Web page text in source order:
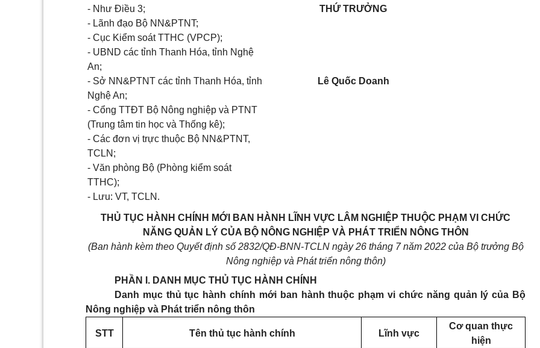
- Như Điều 3;
- Lãnh đạo Bộ NN&PTNT;
- Cục Kiểm soát TTHC (VPCP);
- UBND các tỉnh Thanh Hóa, tỉnh Nghệ
An;
- Sở NN&PTNT các tỉnh Thanh Hóa, tỉnh
Nghệ An;
- Cổng TTĐT Bộ Nông nghiệp và PTNT
(Trung tâm tin học và Thống kê);
- Các đơn vị trực thuộc Bộ NN&PTNT,
TCLN;
- Văn phòng Bộ (Phòng kiểm soát
TTHC);
- Lưu: VT, TCLN.
THỨ TRƯỞNG
Lê Quốc Doanh
THỦ TỤC HÀNH CHÍNH MỚI BAN HÀNH LĨNH VỰC LÂM NGHIỆP THUỘC PHẠM VI CHỨC
NĂNG QUẢN LÝ CỦA BỘ NÔNG NGHIỆP VÀ PHÁT TRIỂN NÔNG THÔN
(Ban hành kèm theo Quyết định số 2832/QĐ-BNN-TCLN ngày 26 tháng 7 năm 2022 của Bộ trưởng Bộ
Nông nghiệp và Phát triển nông thôn)
PHẦN I. DANH MỤC THỦ TỤC HÀNH CHÍNH
Danh mục thủ tục hành chính mới ban hành thuộc phạm vi chức năng quản lý của Bộ
Nông nghiệp và Phát triển nông thôn
STT Tên thủ tục hành chính Lĩnh vực
Cơ quan thực
hiện